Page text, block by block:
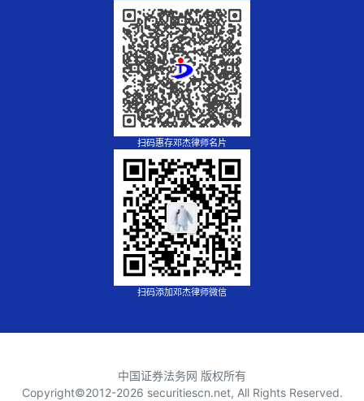
扫码惠存邓杰律师名片
扫码添加邓杰律师微信
中国证券法务网 版权所有
Copyright©2012-2026 securitiescn.net, All Rights Reserved.